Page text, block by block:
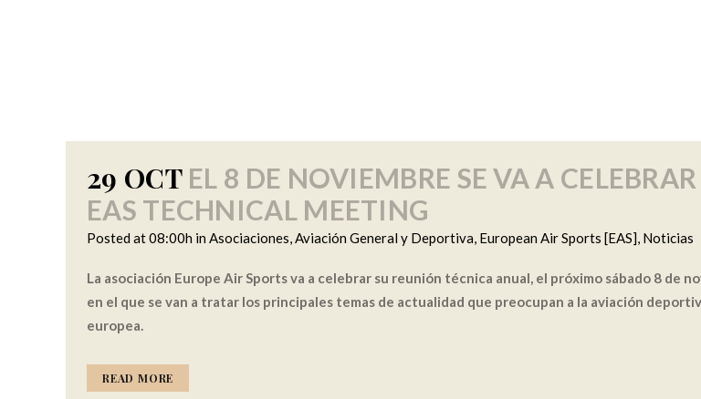
29 OCT EL 8 DE NOVIEMBRE SE VA A CELEBRAR
EAS TECHNICAL MEETING
Posted at 08:00h in Asociaciones,Aviación General y Deportiva, European Air Sports [EAS], Noticias
La asociación Europe Air Sports va a celebrar su reunión técnica anual, el próximo sábado 8 de
en el que se van a tratar los principales temas de actualidad que preocupan a la aviación
europea.
READ MORE